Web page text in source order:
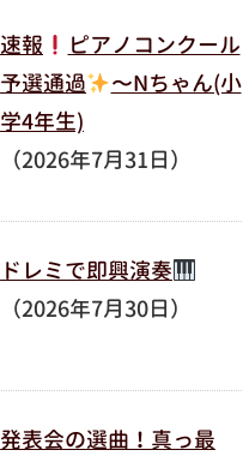
速報
ピアノコンクール
予選通過
〜Nちゃん(小
学4年生)
（2026年7月31日）
ドレミで即興演奏
（2026年7月30日）
発表会の選曲！真っ最